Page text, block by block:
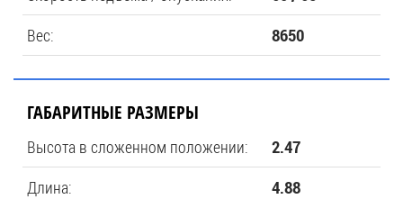
Вес: 8650
ГАБАРИТНЫЕ РАЗМЕРЫ
Высота в сложенном положении: 2.47
Длина: 4.88